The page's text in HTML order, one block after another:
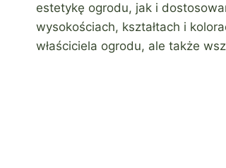
estetykę ogrodu, jak i
wysokościach, kształtach i
właściciela ogrodu, ale także